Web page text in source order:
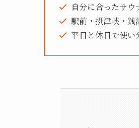
自分に合ったサウ
駅前・摂津峡・銭
平日と休日で使い